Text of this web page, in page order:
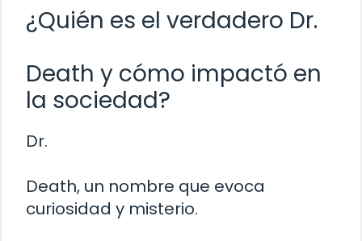
¿Quién es el verdadero Dr.
Death y cómo impactó en
la sociedad?
Dr.
Death, un nombre que evoca
curiosidad y misterio.